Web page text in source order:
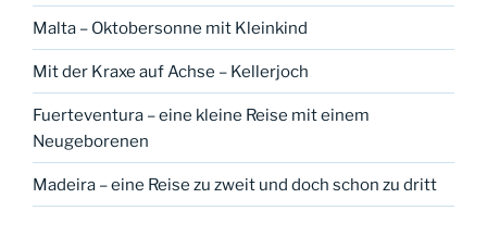
Malta – Oktobersonne mit Kleinkind
Mit der Kraxe auf Achse – Kellerjoch
Fuerteventura – eine kleine Reise mit einem
Neugeborenen
Madeira – eine Reise zu zweit und doch schon zu dritt